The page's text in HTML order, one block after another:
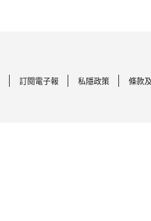
訂閱電子報 私隱政策 條款